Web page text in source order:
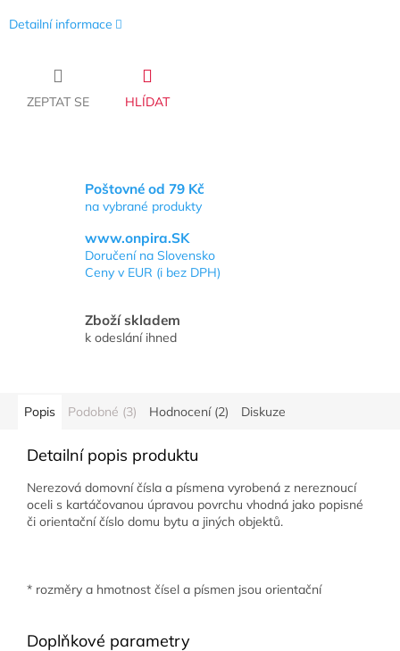
Detailní informace
ZEPTAT SE HLÍDAT
Poštovné od 79 Kč
na vybrané produkty
www.onpira.SK
Doručení na Slovensko
Ceny v EUR (i bez DPH)
Zboží skladem
k odeslání ihned
Popis Podobné (3) Hodnocení (2) Diskuze
Detailní popis produktu
Nerezová domovní čísla a písmena vyrobená z nereznoucí
oceli s kartáčovanou úpravou povrchu vhodná jako popisné
či orientační číslo domu bytu a jiných objektů.
* rozměry a hmotnost čísel a písmen jsou orientační
Doplňkové parametry